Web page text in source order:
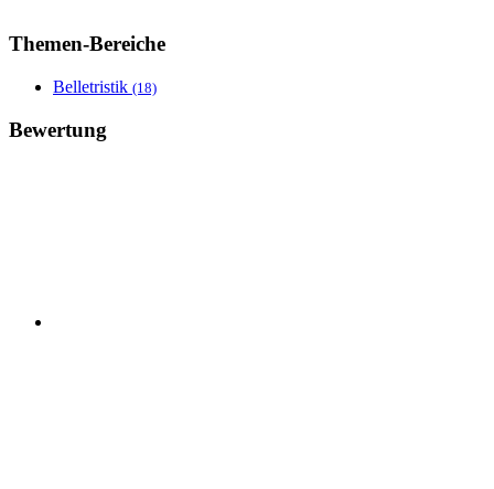
Themen-Bereiche
Belletristik (18)
Bewertung